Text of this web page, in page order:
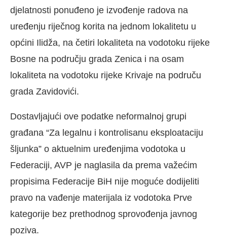
djelatnosti ponuđeno je izvođenje radova na
uređenju riječnog korita na jednom lokalitetu u
općini Ilidža, na četiri lokaliteta na vodotoku rijeke
Bosne na području grada Zenica i na osam
lokaliteta na vodotoku rijeke Krivaje na područu
grada Zavidovići.
Dostavljajući ove podatke neformalnoj grupi
građana “Za legalnu i kontrolisanu eksploataciju
šljunka” o aktuelnim uređenjima vodotoka u
Federaciji, AVP je naglasila da prema važećim
propisima Federacije BiH nije moguće dodijeliti
pravo na vađenje materijala iz vodotoka Prve
kategorije bez prethodnog sprovođenja javnog
poziva.